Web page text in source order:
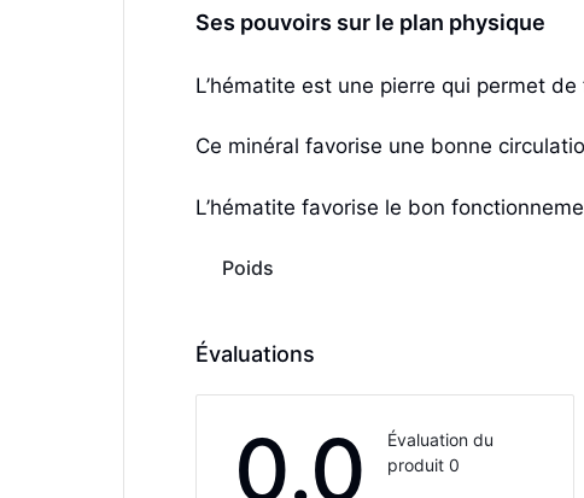
Ses pouvoirs sur le plan physique
L’hématite est une pierre qui permet
Ce minéral favorise une bonne
L’hématite favorise le bon
Poids
Évaluations
0.0
Évaluation du
produit 0